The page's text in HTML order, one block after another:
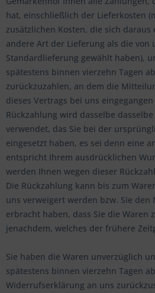
hat, einschließlich der Lieferkosten
zusätzlichen Kosten, die sich daraus
andere Art der Lieferung als die von
Standardlieferung gewählt haben),
spätestens binnen vierzehn Tagen
zurückzuzahlen, an dem die
dieses Vertrags bei uns
Rückzahlung wird dasselbe
verwendet, das Sie bei der
eingesetzt haben, es sei denn eine
entspricht Ihrem ausdrücklichen
werden Ihnen wegen dieser
Die Rückzahlung kann bis zum
uns verweigert werden bzw. Sie den
erbracht haben, dass Sie die Waren
jenachdem, welches der frühere
Sie haben die Waren unverzüglich
spätestens binnen vierzehn Tagen
Widerrufserklärung an uns